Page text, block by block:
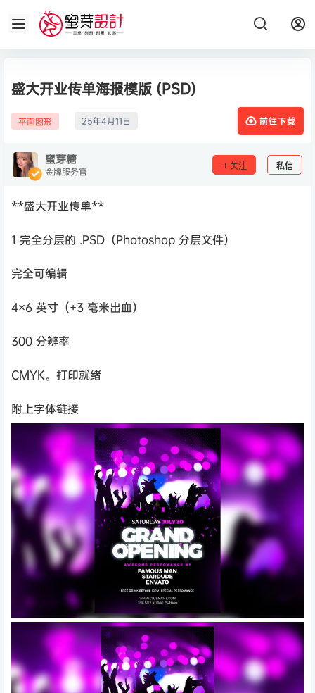
盛大开业传单海报模版 (PSD)
平面图形 25年4月11日 前往下载
蜜芽糖
金牌服务官 关注 私信
**盛大开业传单**
1 完全分层的 .PSD（Photoshop 分层文件）
完全可编辑
4×6 英寸（+3 毫米出血）
300 分辨率
CMYK。打印就绪
附上字体链接